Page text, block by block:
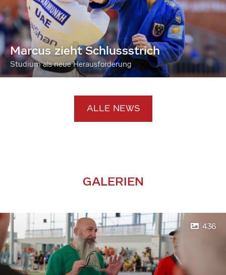
Marcus zieht Schlussstrich
Studium als neue Herausforderung
ALLE NEWS
GALERIEN
436